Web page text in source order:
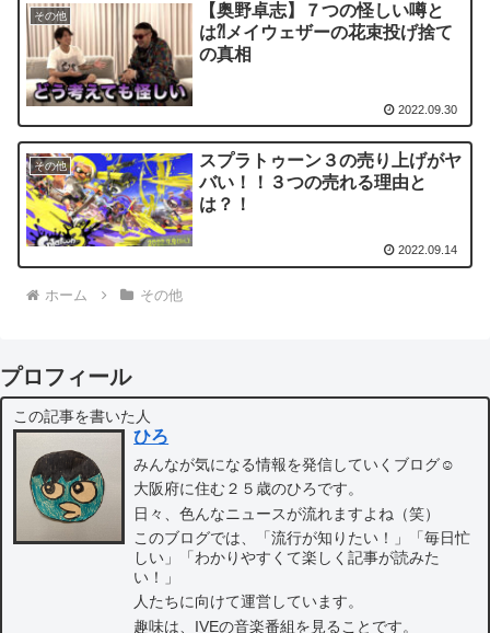
その他
【奥野卓志】７つの怪しい噂と
は⁈メイウェザーの花束投げ捨て
の真相
2022.09.30
その他
スプラトゥーン３の売り上げがヤ
バい！！３つの売れる理由と
は？！
2022.09.14
ホーム その他
プロフィール
この記事を書いた人
ひろ
みんなが気になる情報を発信していくブログ☺
大阪府に住む２５歳のひろです。
日々、色んなニュースが流れますよね（笑）
このブログでは、「流行が知りたい！」「毎日忙
しい」「わかりやすくて楽しく記事が読みた
い！」
人たちに向けて運営しています。
趣味は、IVEの音楽番組を見ることです。